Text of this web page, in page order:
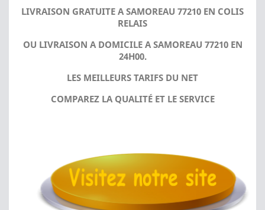
LIVRAISON GRATUITE A SAMOREAU 77210 EN COLIS
RELAIS
OU LIVRAISON A DOMICILE A SAMOREAU 77210 EN
24H00.
LES MEILLEURS TARIFS DU NET
COMPAREZ LA QUALITÉ ET LE SERVICE